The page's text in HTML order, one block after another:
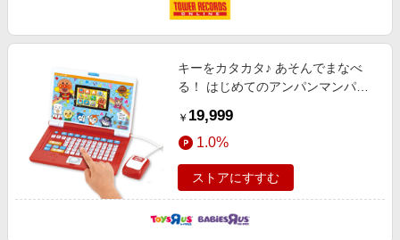
キーをカタカタ♪ あそんでまなべ
る！ はじめてのアンパンマンパソ
ゼント 2歳 3歳 4歳
￥ 19,999
1.0%
ストアにすすむ